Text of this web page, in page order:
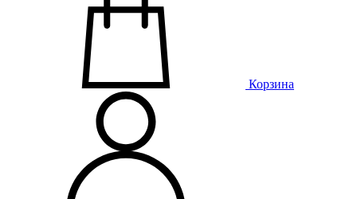
Корзина